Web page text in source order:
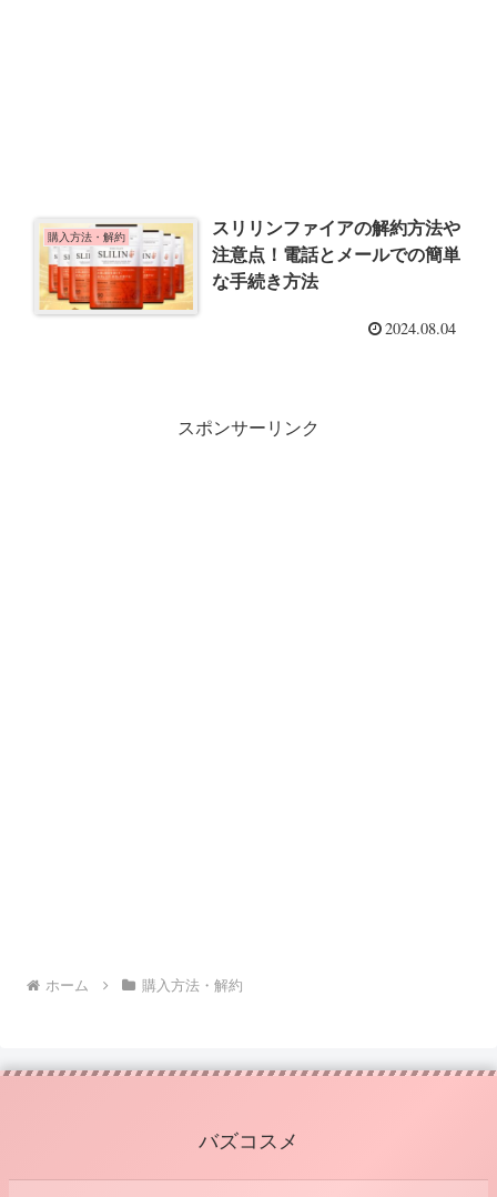
購入方法・解約
スリリンファイアの解約方法や
注意点！電話とメールでの簡単
な手続き方法
2024.08.04
スポンサーリンク
ホーム 購入方法・解約
バズコスメ